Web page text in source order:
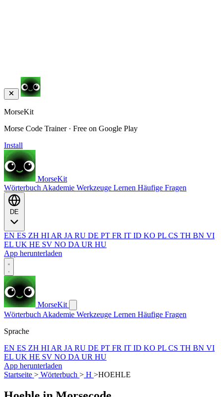
MorseKit
Morse Code Trainer · Free on Google Play
Install
MorseKit
Wörterbuch Akademie Werkzeuge Lernen Häufige Fragen
EN ES ZH HI AR JA RU DE PT FR IT ID KO PL CS TH BN VI
EL UK HE SV NO DA UR HU
App herunterladen
MorseKit
Wörterbuch Akademie Werkzeuge Lernen Häufige Fragen
Sprache
EN ES ZH HI AR JA RU DE PT FR IT ID KO PL CS TH BN VI
EL UK HE SV NO DA UR HU
App herunterladen
Startseite > Wörterbuch > H >HOEHLE